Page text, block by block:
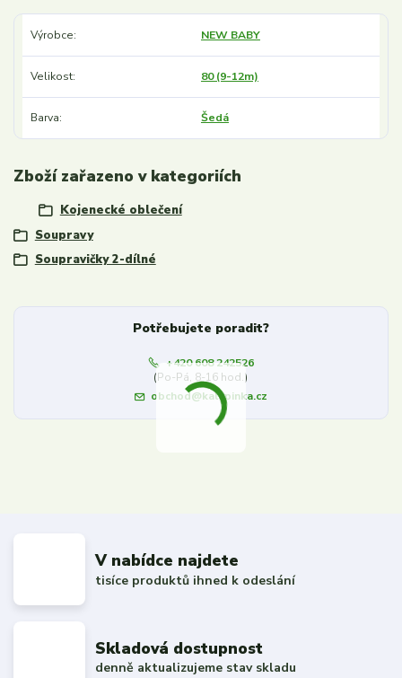
Výrobce NEW BABY
Velikost 80 (9-12m)
Barva Šedá
Zboží zařazeno v kategoriích
Kojenecké oblečení
Soupravy
Soupravičky 2-dílné
Potřebujete poradit?
+420 608 242526
(Po-Pá, 8-16 hod.)
obchod@kalupinka.cz
V nabídce najdete
tisíce produktů ihned k odeslání
Skladová dostupnost
denně aktualizujeme stav skladu